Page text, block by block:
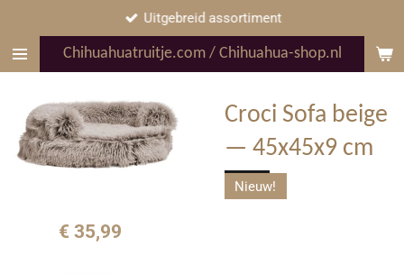
naar
hoofdinhoud
Chihuahuatruitje.com / Chihuahua-shop.nl
Uitgebreid assortiment
Croci Sofa beige
— 45x45x9 cm
Nieuw!
€ 35,99